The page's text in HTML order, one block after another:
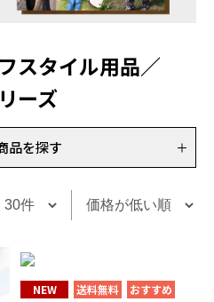
スタイル用品／
ーズ
品を探す
NEW 送料無料 おすすめ